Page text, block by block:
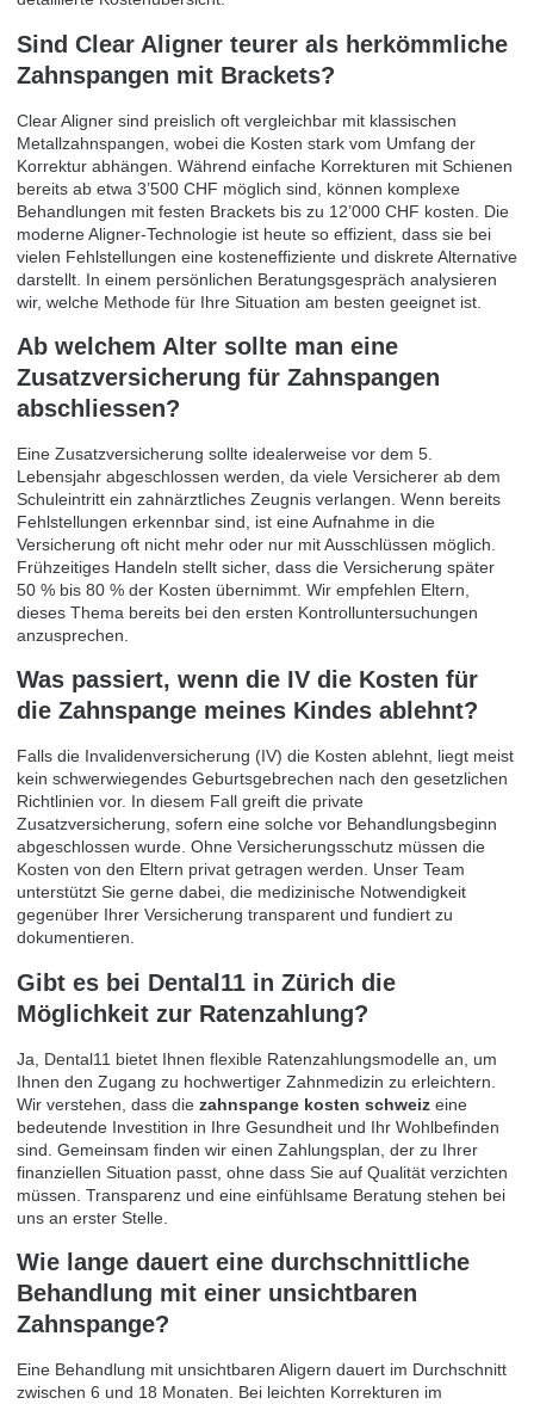
Sind Clear Aligner teurer als herkömmliche
Zahnspangen mit Brackets?
Clear Aligner sind preislich oft vergleichbar mit klassischen
Metallzahnspangen, wobei die Kosten stark vom Umfang der
Korrektur abhängen. Während einfache Korrekturen mit Schienen
bereits ab etwa 3’500 CHF möglich sind, können komplexe
Behandlungen mit festen Brackets bis zu 12’000 CHF kosten. Die
moderne Aligner-Technologie ist heute so effizient, dass sie bei
vielen Fehlstellungen eine kosteneffiziente und diskrete Alternative
darstellt. In einem persönlichen Beratungsgespräch analysieren
wir, welche Methode für Ihre Situation am besten geeignet ist.
Ab welchem Alter sollte man eine
Zusatzversicherung für Zahnspangen
abschliessen?
Eine Zusatzversicherung sollte idealerweise vor dem 5.
Lebensjahr abgeschlossen werden, da viele Versicherer ab dem
Schuleintritt ein zahnärztliches Zeugnis verlangen. Wenn bereits
Fehlstellungen erkennbar sind, ist eine Aufnahme in die
Versicherung oft nicht mehr oder nur mit Ausschlüssen möglich.
Frühzeitiges Handeln stellt sicher, dass die Versicherung später
50 % bis 80 % der Kosten übernimmt. Wir empfehlen Eltern,
dieses Thema bereits bei den ersten Kontrolluntersuchungen
anzusprechen.
Was passiert, wenn die IV die Kosten für
die Zahnspange meines Kindes ablehnt?
Falls die Invalidenversicherung (IV) die Kosten ablehnt, liegt meist
kein schwerwiegendes Geburtsgebrechen nach den gesetzlichen
Richtlinien vor. In diesem Fall greift die private
Zusatzversicherung, sofern eine solche vor Behandlungsbeginn
abgeschlossen wurde. Ohne Versicherungsschutz müssen die
Kosten von den Eltern privat getragen werden. Unser Team
unterstützt Sie gerne dabei, die medizinische Notwendigkeit
gegenüber Ihrer Versicherung transparent und fundiert zu
dokumentieren.
Gibt es bei Dental11 in Zürich die
Möglichkeit zur Ratenzahlung?
Ja, Dental11 bietet Ihnen flexible Ratenzahlungsmodelle an, um
Ihnen den Zugang zu hochwertiger Zahnmedizin zu erleichtern.
Wir verstehen, dass die zahnspange kosten schweiz eine
bedeutende Investition in Ihre Gesundheit und Ihr Wohlbefinden
sind. Gemeinsam finden wir einen Zahlungsplan, der zu Ihrer
finanziellen Situation passt, ohne dass Sie auf Qualität verzichten
müssen. Transparenz und eine einfühlsame Beratung stehen bei
uns an erster Stelle.
Wie lange dauert eine durchschnittliche
Behandlung mit einer unsichtbaren
Zahnspange?
Eine Behandlung mit unsichtbaren Aligern dauert im Durchschnitt
zwischen 6 und 18 Monaten. Bei leichten Korrekturen im